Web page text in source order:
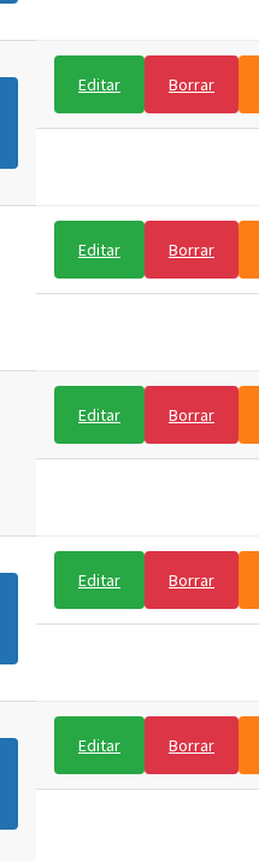
Editar Borrar
Editar Borrar
Editar Borrar
Editar Borrar
Editar Borrar